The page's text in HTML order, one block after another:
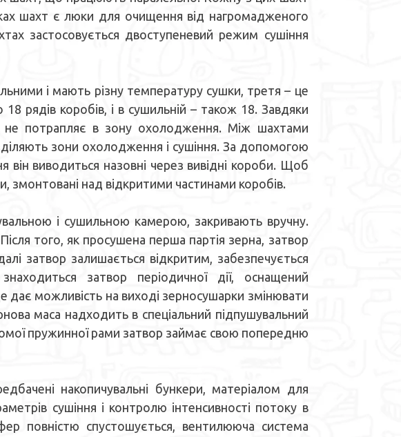
шахт є люки для очищення від нагромадженого
застосовується двоступеневий режим сушіння
і мають різну температуру сушки, третя – це
рядів коробів, і в сушильній – також 18. Завдяки
потрапляє в зону охолодження. Між шахтами
зони охолодження і сушіння. За допомогою
він виводиться назовні через вивідні короби. Щоб
змонтовані над відкритими частинами коробів.
і сушильною камерою, закривають вручну.
того, як просушена перша партія зерна, затвор
затвор залишається відкритим, забезпечується
затвор періодичної дії, оснащений
можливість на виході зерносушарки змінювати
маса надходить в спеціальний підпушувальний
пружинної рами затвор займає свою попередню
накопичувальні бункери, матеріалом для
сушіння і контролю інтенсивності потоку в
повністю спустошується, вентилююча система